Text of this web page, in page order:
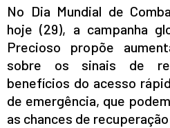
No Dia Mundial de
hoje (29), a campanha
Precioso propõe
sobre os sinais de
benefícios do acesso
de emergência, que
as chances de